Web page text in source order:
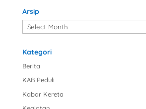
Arsip
Arsip
Kategori
Berita
KAB Peduli
Kabar Kereta